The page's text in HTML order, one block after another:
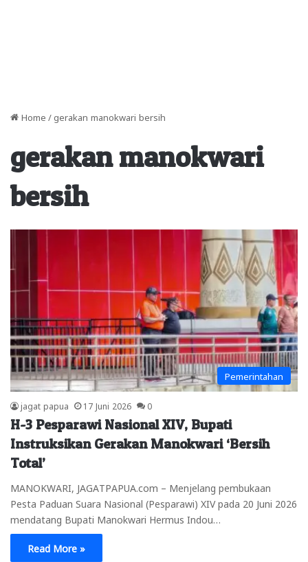
Home / gerakan manokwari bersih
gerakan manokwari
bersih
Pemerintahan
jagat papua 17 Juni 2026 0
H-3 Pesparawi Nasional XIV, Bupati
Instruksikan Gerakan Manokwari ‘Bersih
Total’
MANOKWARI, JAGATPAPUA.com – Menjelang pembukaan
Pesta Paduan Suara Nasional (Pesparawi) XIV pada 20 Juni 2026
mendatang Bupati Manokwari Hermus Indou…
Read More »